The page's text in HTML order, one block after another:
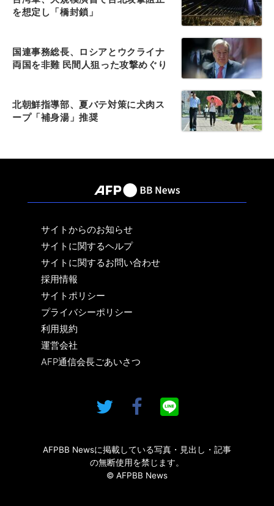
を想定し「橋封鎖」
国連事務総長、ロシアとウクライナ
両国を非難 民間人狙った攻撃めぐり
北朝鮮指導部、夏バテ対策に犬肉ス
ープ「補身湯」推奨
サイトからのお知らせ
サイトに関するヘルプ
サイトに関するお問い合わせ
採用情報
サイトポリシー
プライバシーポリシー
利用規約
運営会社
AFP通信会長ごあいさつ
AFPBB Newsに掲載している写真・見出し・記事
の無断使用を禁じます。
© AFPBB News